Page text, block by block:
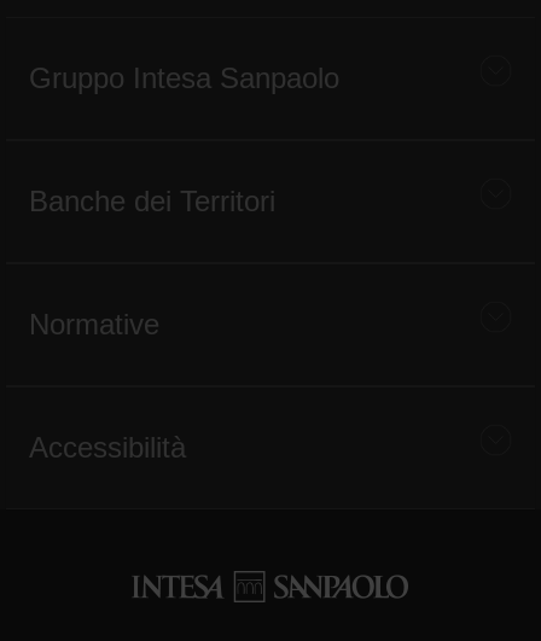
Gruppo Intesa Sanpaolo
Banche dei Territori
Normative
Accessibilità